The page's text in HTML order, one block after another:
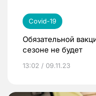
Covid-19
Обязательной
сезоне не будет
13:02 / 09.11.23